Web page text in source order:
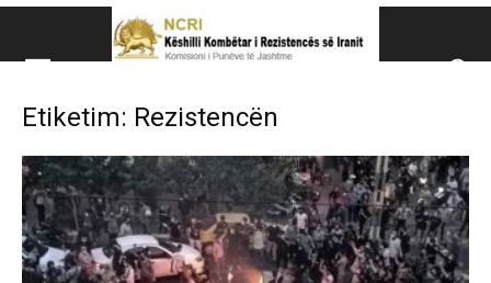
Këshillit Kombëtar të Rezistencës së Iranit (NCRI)
Etiketim: Rezistencën